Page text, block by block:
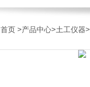
首页 >产品中心>土工仪器>